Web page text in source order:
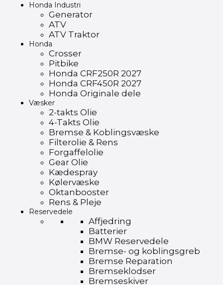
Honda Industri
Generator
ATV
ATV Traktor
Honda
Crosser
Pitbike
Honda CRF250R 2027
Honda CRF450R 2027
Honda Originale dele
Væsker
2-takts Olie
4-Takts Olie
Bremse & Koblingsvæske
Filterolie & Rens
Forgaffelolie
Gear Olie
Kædespray
Kølervæske
Oktanbooster
Rens & Pleje
Reservedele
Affjedring
Batterier
BMW Reservedele
Bremse- og koblingsgreb
Bremse Reparation
Bremseklodser
Bremseskiver